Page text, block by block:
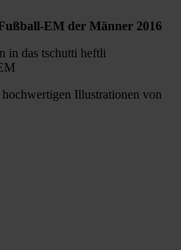
EM der Männer 2016
in das tschutti heftli
Illustrationen von